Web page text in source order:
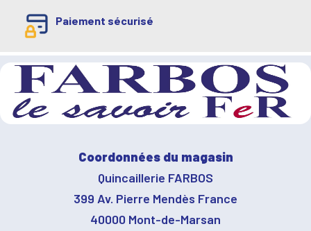
Paiement sécurisé
Coordonnées du magasin
Quincaillerie FARBOS
399 Av. Pierre Mendès France
40000 Mont-de-Marsan